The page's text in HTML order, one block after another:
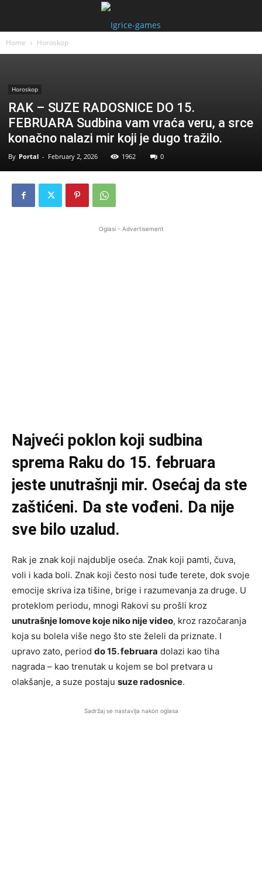
Home Horoskop
Horoskop
RAK – SUZE RADOSNICE DO 15.
FEBRUARA Sudbina vam vraća veru, a srce
konačno nalazi mir koji je dugo tražilo.
By Portal - February 2, 2026 1962 0
Oglasi - Advertisement
Najveći poklon koji sudbina
sprema Raku do 15. februara
jeste unutrašnji mir. Osećaj da ste
zaštićeni. Da ste vođeni. Da nije
sve bilo uzalud.
Rak je znak koji najdublje oseća. Znak koji pamti, čuva,
voli i kada boli. Znak koji često nosi tuđe terete, dok svoje
emocije skriva iza tišine, brige i razumevanja za druge. U
proteklom periodu, mnogi Rakovi su prošli kroz
unutrašnje lomove koje niko nije video, kroz razočaranja
koja su bolela više nego što ste želeli da priznate. I
upravo zato, period do 15. februara dolazi kao tiha
nagrada – kao trenutak u kojem se bol pretvara u
olakšanje, a suze postaju suzе radosnice.
Sadržaj se nastavlja nakon oglasa